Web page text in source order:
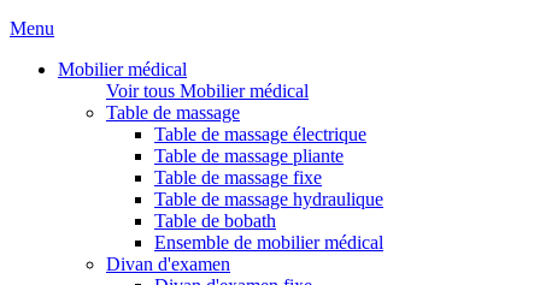
Menu
Mobilier médical
Voir tous Mobilier médical
Table de massage
Table de massage électrique
Table de massage pliante
Table de massage fixe
Table de massage hydraulique
Table de bobath
Ensemble de mobilier médical
Divan d'examen